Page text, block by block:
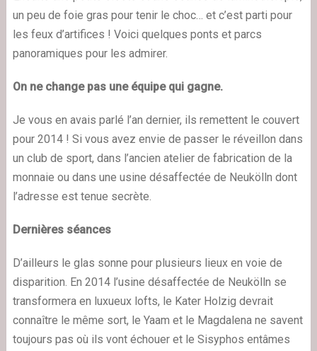
un peu de foie gras pour tenir le choc… et c’est parti pour
les feux d’artifices ! Voici quelques ponts et parcs
panoramiques pour les admirer.
On ne change pas une équipe qui gagne.
Je vous en avais parlé l’an dernier, ils remettent le couvert
pour 2014 ! Si vous avez envie de passer le réveillon dans
un club de sport, dans l’ancien atelier de fabrication de la
monnaie ou dans une usine désaffectée de Neukölln dont
l’adresse est tenue secrète.
Dernières séances
D’ailleurs le glas sonne pour plusieurs lieux en voie de
disparition. En 2014 l’usine désaffectée de Neukölln se
transformera en luxueux lofts, le Kater Holzig devrait
connaître le même sort, le Yaam et le Magdalena ne savent
toujours pas où ils vont échouer et le Sisyphos entâmes